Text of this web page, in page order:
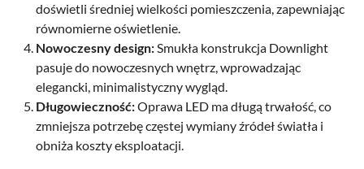
doświetli średniej wielkości pomieszczenia, zapewniając
równomierne oświetlenie.
Nowoczesny design:Smukła konstrukcja Downlight
pasuje do nowoczesnych wnętrz, wprowadzając
elegancki, minimalistyczny wygląd.
Długowieczność:Oprawa LED ma długą trwałość, co
zmniejsza potrzebę częstej wymiany źródeł światła i
obniża koszty eksploatacji.